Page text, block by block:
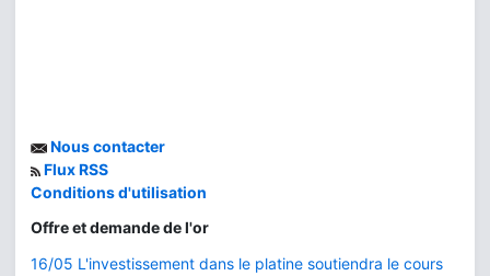
Nous contacter
Flux RSS
Conditions d'utilisation
Offre et demande de l'or
16/05 L'investissement dans le platine soutiendra le cours